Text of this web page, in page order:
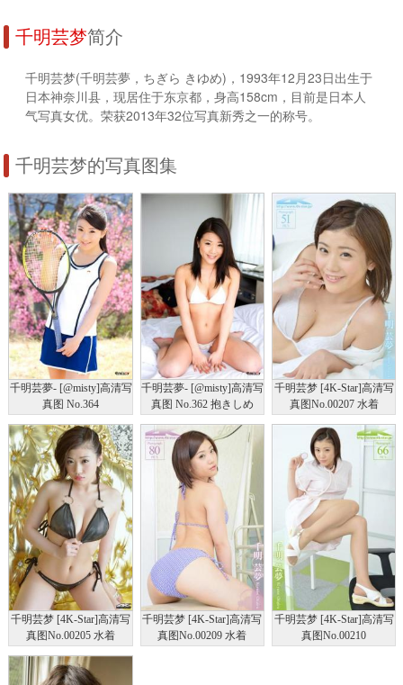
千明芸梦简介
千明芸梦(千明芸夢，ちぎら きゆめ)，1993年12月23日出生于
日本神奈川县，现居住于东京都，身高158cm，目前是日本人
气写真女优。荣获2013年32位写真新秀之一的称号。
千明芸梦的写真图集
千明芸夢- [@misty]高清写
真图 No.364
千明芸夢- [@misty]高清写
真图 No.362 抱きしめ
千明芸梦 [4K-Star]高清写
真图No.00207 水着
千明芸梦 [4K-Star]高清写
真图No.00205 水着
千明芸梦 [4K-Star]高清写
真图No.00209 水着
千明芸梦 [4K-Star]高清写
真图No.00210